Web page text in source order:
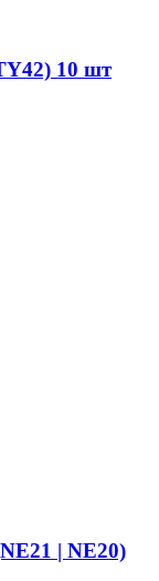
10 шт
| NE20)